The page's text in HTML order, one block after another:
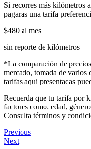
Si recorres más kilómetros
pagarás una tarifa
$480 al mes
sin reporte de kilómetros
*La comparación de
mercado, tomada de varios
tarifas aqui presentadas
Recuerda que tu tarifa por
factores como: edad,
Consulta términos y
Previous
Next